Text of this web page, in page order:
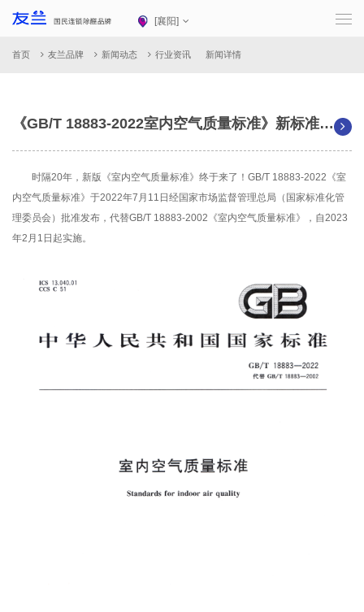
[襄阳]
首页 友兰品牌 新闻动态 行业资讯 新闻详情
《GB/T 18883-2022室内空气质量标准》新标准来啦！
时隔20年，新版《室内空气质量标准》终于来了！GB/T 18883-2022《室
内空气质量标准》于2022年7月11日经国家市场监督管理总局（国家标准化管
理委员会）批准发布，代替GB/T 18883-2002《室内空气质量标准》，自2023
年2月1日起实施。